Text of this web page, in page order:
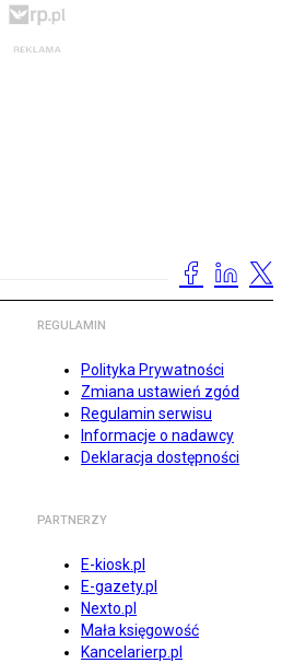
REGULAMIN
Polityka Prywatności
Zmiana ustawień zgód
Regulamin serwisu
Informacje o nadawcy
Deklaracja dostępności
PARTNERZY
E-kiosk.pl
E-gazety.pl
Nexto.pl
Mała księgowość
Kancelarierp.pl